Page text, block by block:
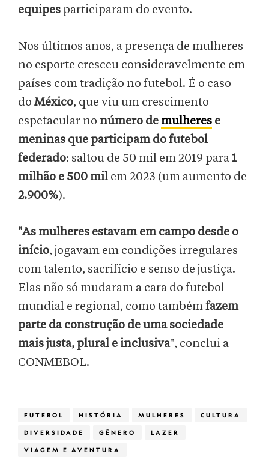
equipes participaram do evento.
Nos últimos anos, a presença de mulheres
no esporte cresceu consideravelmente em
países com tradição no futebol. É o caso
do México, que viu um crescimento
espetacular no número de mulheres e
meninas que participam do futebol
federado: saltou de 50 mil em 2019 para1
milhão e 500 mil em 2023 (um aumento de
2.900%).
"As mulheres estavam em campo desde o
início, jogavam em condições irregulares
com talento, sacrifício e senso de justiça.
Elas não só mudaram a cara do futebol
mundial e regional, como tambémfazem
parte da construção de uma sociedade
mais justa, plural e inclusiva", conclui a
CONMEBOL.
FUTEBOL HISTÓRIA MULHERES CULTURA
DIVERSIDADE GÊNERO LAZER
VIAGEM E AVENTURA